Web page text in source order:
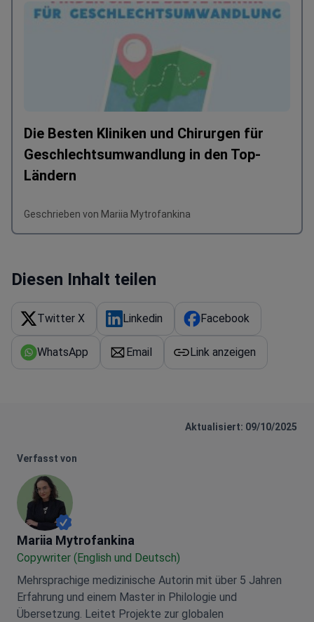
Die Besten Kliniken und Chirurgen für
Geschlechtsumwandlung in den Top-
Ländern
Geschrieben von Mariia Mytrofankina
Diesen Inhalt teilen
Twitter X Linkedin Facebook
WhatsApp Email Link anzeigen
Aktualisiert: 09/10/2025
Verfasst von
Mariia Mytrofankina
Mariia Mytrofankina
Copywriter (English und Deutsch)
Mehrsprachige medizinische Autorin mit über 5 Jahren
Erfahrung und einem Master in Philologie und
Übersetzung. Leitet Projekte zur globalen